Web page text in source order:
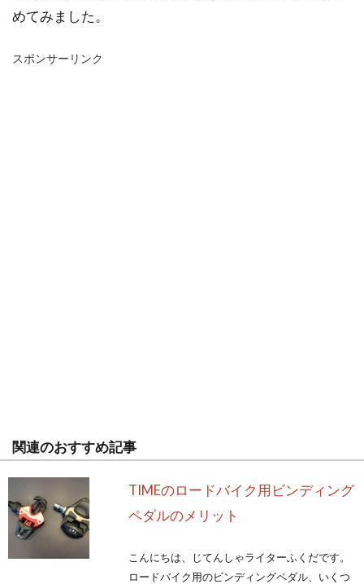
めてみました。
スポンサーリンク
関連のおすすめ記事
TIMEのロードバイク用ビンディング
ペダルのメリット
こんにちは、じてんしゃライターふくだです。
ロードバイク用のビンディングペダル、いくつ